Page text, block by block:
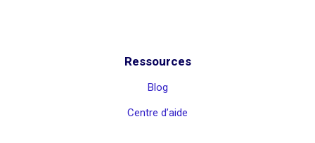
Ressources
Blog
Centre d’aide